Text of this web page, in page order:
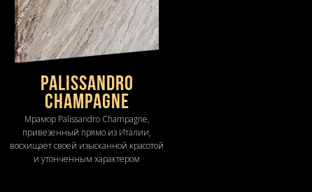
Palissandro
Champagne
Мрамор Palissandro Champagne,
привезенный прямо из Италии,
восхищает своей изысканной красотой
и утонченным характером